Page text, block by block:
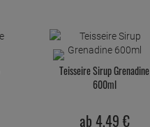
Teisseire Sirup Grenadine
600ml
ab 4,49 €